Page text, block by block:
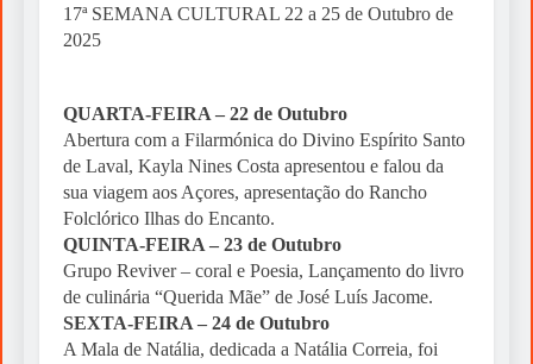
17ª SEMANA CULTURAL 22 a 25 de Outubro de
2025
QUARTA-FEIRA – 22 de Outubro
Abertura com a Filarmónica do Divino Espírito Santo
de Laval, Kayla Nines Costa apresentou e falou da
sua viagem aos Açores, apresentação do Rancho
Folclórico Ilhas do Encanto.
QUINTA-FEIRA – 23 de Outubro
Grupo Reviver – coral e Poesia, Lançamento do livro
de culinária “Querida Mãe” de José Luís Jacome.
SEXTA-FEIRA – 24 de Outubro
A Mala de Natália, dedicada a Natália Correia, foi